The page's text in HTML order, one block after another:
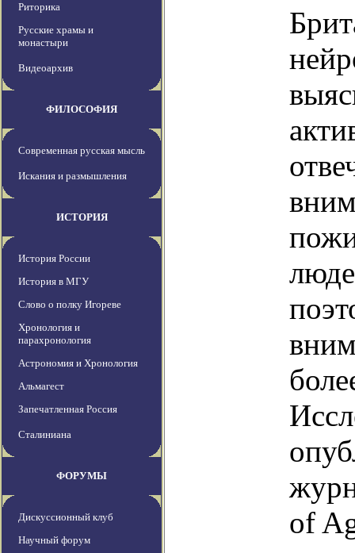
Риторика
Русские храмы и
монастыри
Видеоархив
ФИЛОСОФИЯ
Современная русская мысль
Искания и размышления
ИСТОРИЯ
История России
История в МГУ
Слово о полку Игореве
Хронология и
парахронология
Астрономия и Хронология
Альмагест
Запечатленная Россия
Сталиниана
ФОРУМЫ
Дискуссионный клуб
Научный форум
of